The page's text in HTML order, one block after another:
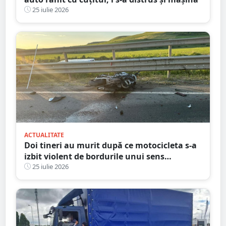
25 iulie 2026
ACTUALITATE
Doi tineri au murit după ce motocicleta s-a
izbit violent de bordurile unui sens
giratoriu. Tragedie în județul vecin
25 iulie 2026